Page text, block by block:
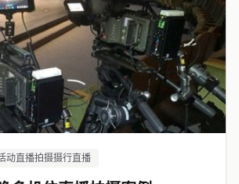
动直播拍摄摄行直播